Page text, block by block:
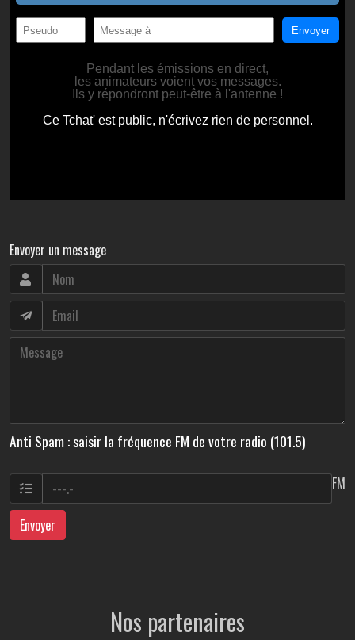
Envoyer un message
Anti Spam : saisir la fréquence FM de votre radio (101.5)
FM
Envoyer
Nos partenaires